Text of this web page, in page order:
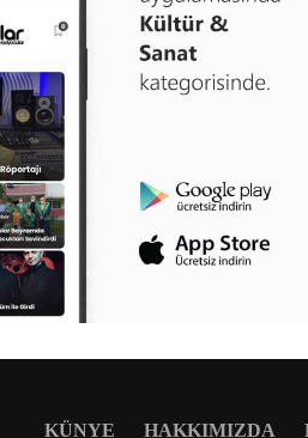
KÜNYE HAKKIMIZDA